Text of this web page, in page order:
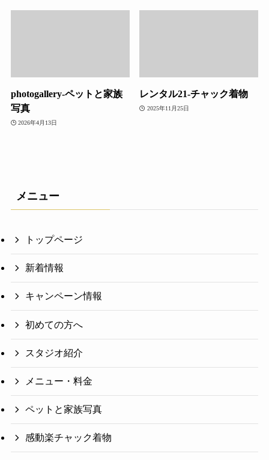
photogallery-ペットと家族
写真
2026年4月13日
レンタル21-チャック着物
2025年11月25日
メニュー
トップページ
新着情報
キャンペーン情報
初めての方へ
スタジオ紹介
メニュー・料金
ペットと家族写真
感動楽チャック着物